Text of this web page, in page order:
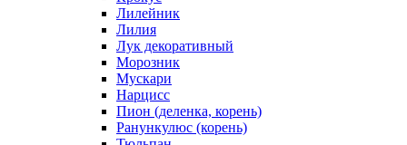
Лилейник
Лилия
Лук декоративный
Морозник
Мускари
Нарцисс
Пион (деленка, корень)
Ранункулюс (корень)